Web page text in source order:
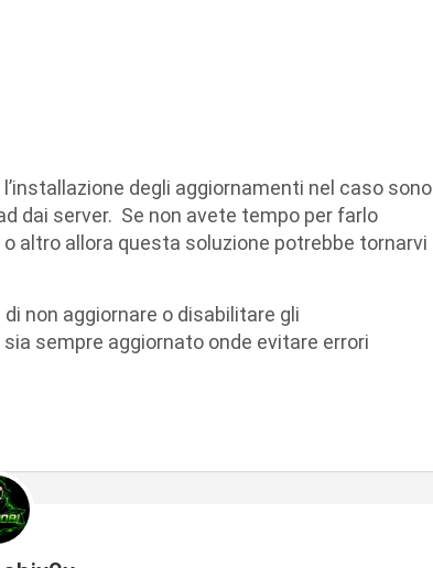
degli aggiornamenti nel caso sono
dai server. Se non avete tempo per farlo
altro allora questa soluzione potrebbe tornarvi
non aggiornare o disabilitare gli
sempre aggiornato onde evitare errori